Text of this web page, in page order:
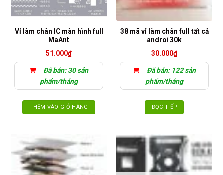
Vỉ làm chân IC màn hình full
MaAnt
51.000₫
Đã bán: 30 sản
phẩm/tháng
THÊM VÀO GIỎ HÀNG
38 mã vỉ làm chân full tất cả
androi 30k
30.000₫
Đã bán: 122 sản
phẩm/tháng
ĐỌC TIẾP